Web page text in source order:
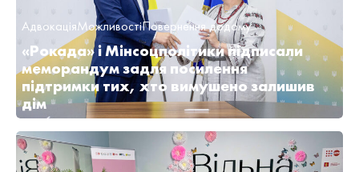
АдвокаціяМожливостіПовернення додому
«Рокада» і Мінсоцполітики підписали
меморандум задля посилення
підтримки тих, хто вимушено залишив
дім